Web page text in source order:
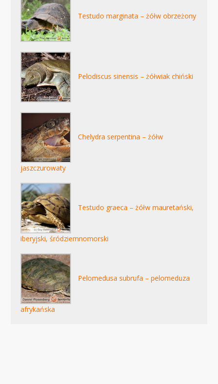
Testudo marginata – żółw obrzeżony
Pelodiscus sinensis – żółwiak chiński
Chelydra serpentina – żółw
jaszczurowaty
Testudo graeca – żółw mauretański,
iberyjski, śródziemnomorski
Pelomedusa subrufa – pelomeduza
afrykańska